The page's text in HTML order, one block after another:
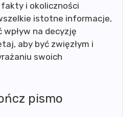
i okoliczności
istotne informacje,
wpływ na decyzję
aby być zwięzłym i
swoich
pismo